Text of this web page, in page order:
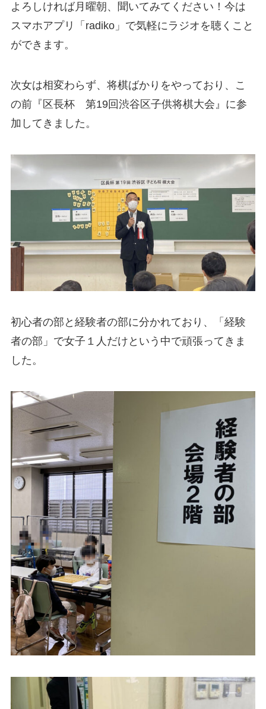
よろしければ月曜朝、聞いてみてください！今は
スマホアプリ「radiko」で気軽にラジオを聴くこと
ができます。
次女は相変わらず、将棋ばかりをやっており、こ
の前『区長杯 第19回渋谷区子供将棋大会』に参
加してきました。
初心者の部と経験者の部に分かれており、「経験
者の部」で女子１人だけという中で頑張ってきま
した。